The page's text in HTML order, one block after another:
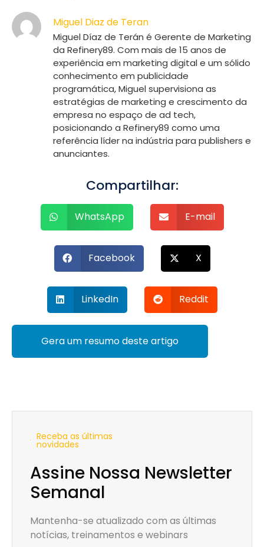
Miguel Diaz de Teran
Miguel Díaz de Terán é Gerente de Marketing
da Refinery89. Com mais de 15 anos de
experiência em marketing digital e um sólido
conhecimento em publicidade
programática, Miguel supervisiona as
estratégias de marketing e crescimento da
empresa no espaço de ad tech,
posicionando a Refinery89 como uma
referência líder na indústria para publishers e
anunciantes.
Compartilhar:
WhatsApp E-mail
Facebook X
LinkedIn Reddit
Gera um resumo deste artigo
Receba as últimas
novidades
Assine Nossa Newsletter
Semanal
Mantenha-se atualizado com as últimas
notícias, treinamentos e webinars